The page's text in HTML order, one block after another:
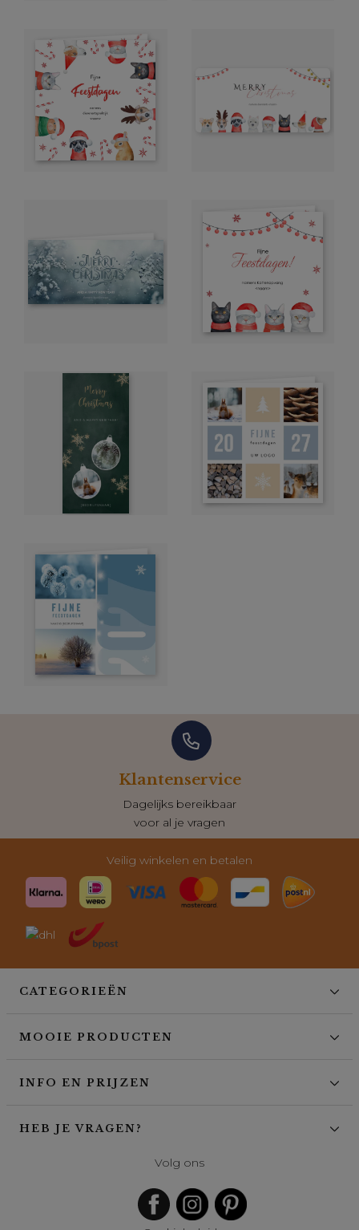
Klantenservice
Dagelijks bereikbaar
voor al je vragen
Veilig winkelen en betalen
CATEGORIEËN
MOOIE PRODUCTEN
INFO EN PRIJZEN
HEB JE VRAGEN?
Volg ons